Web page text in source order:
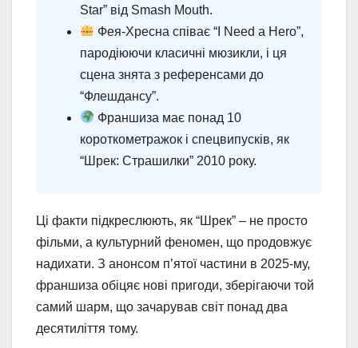
Star” від Smash Mouth.
Фея-Хресна співає “I Need a Hero”,
пародіюючи класичні мюзикли, і ця
сцена знята з референсами до
“Флешдансу”.
Франшиза має понад 10
короткометражок і спецвипусків, як
“Шрек: Страшилки” 2010 року.
Ці факти підкреслюють, як “Шрек” – не просто
фільми, а культурний феномен, що продовжує
надихати. З анонсом п’ятої частини в 2025-му,
франшиза обіцяє нові пригоди, зберігаючи той
самий шарм, що зачарував світ понад два
десятиліття тому.